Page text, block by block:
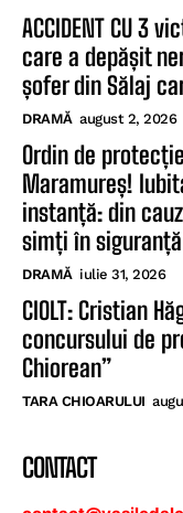
ACCIDENT CU 3
care a depășit
șofer din Sălaj
DRAMĂ august 2, 2026
Ordin de
Maramureș!
instanță: din
simți în
DRAMĂ iulie 31, 2026
CIOLT: Cristian
concursului de
Chiorean”
TARA CHIOARULUI
CONTACT